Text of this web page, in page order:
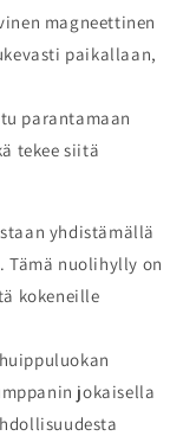
magneettinen
paikallaan,
parantamaan
tekee siitä
yhdistämällä
nuolihylly on
kokeneille
jokaisella